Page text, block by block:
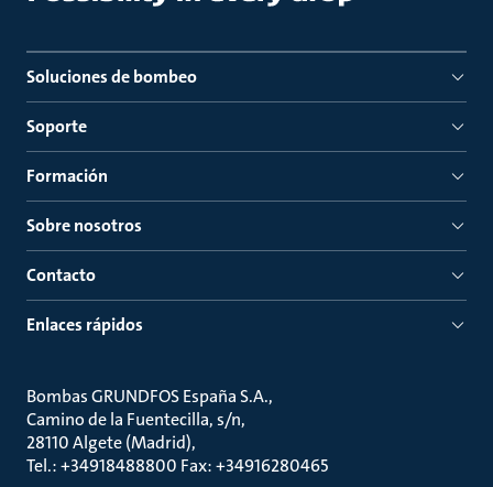
Soluciones de bombeo
Soporte
Formación
Sobre nosotros
Contacto
Enlaces rápidos
Bombas GRUNDFOS España S.A.
Camino de la Fuentecilla, s/n
28110 Algete (Madrid)
Tel.: +34918488800 Fax: +34916280465